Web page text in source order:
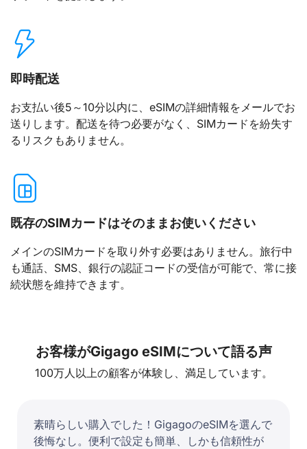
即時配送
お支払い後5～10分以内に、eSIMの詳細情報をメールでお
送りします。配送を待つ必要がなく、SIMカードを紛失す
るリスクもありません。
既存のSIMカードはそのままお使いください
メインのSIMカードを取り外す必要はありません。旅行中
も通話、SMS、銀行の認証コードの受信が可能で、常に接
続状態を維持できます。
お客様がGigago eSIMについて語る声
100万人以上の顧客が体験し、満足しています。
素晴らしい購入でした！GigagoのeSIMを選んで
後悔なし。便利で設定も簡単、しかも信頼性が